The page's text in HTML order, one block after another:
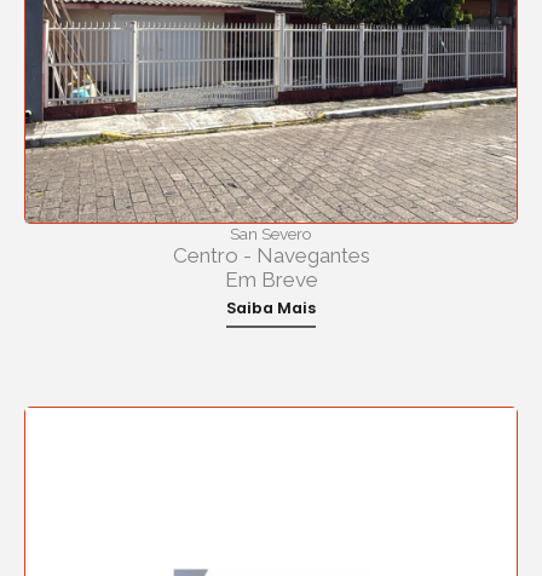
San Severo
Centro - Navegantes
Em Breve
Saiba Mais